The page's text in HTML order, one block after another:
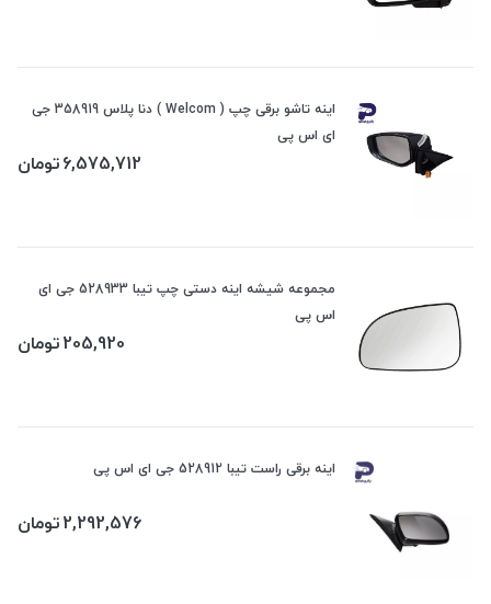
اینه تاشو برقی چپ ( Welcom ) دنا پلاس 358919 جی
ای اس پی
6,575,712تومان
مجموعه شیشه اینه دستی چپ تیبا 528933 جی ای
اس پی
205,920تومان
اینه برقی راست تیبا 528912 جی ای اس پی
2,292,576تومان